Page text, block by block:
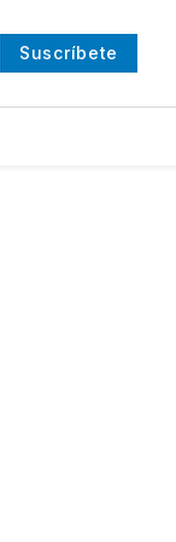
Suscríbete